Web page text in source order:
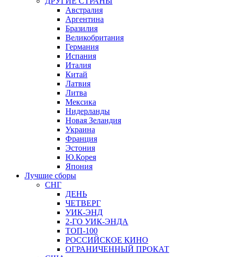
Австралия
Аргентина
Бразилия
Великобритания
Германия
Испания
Италия
Китай
Латвия
Литва
Мексика
Нидерланды
Новая Зеландия
Украина
Франция
Эстония
Ю.Корея
Япония
Лучшие сборы
СНГ
ДЕНЬ
ЧЕТВЕРГ
УИК-ЭНД
2-ГО УИК-ЭНДА
ТОП-100
РОССИЙСКОЕ КИНО
ОГРАНИЧЕННЫЙ ПРОКАТ